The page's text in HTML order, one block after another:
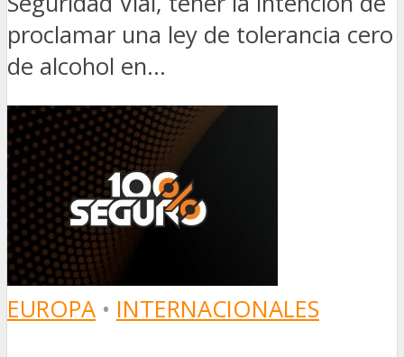
proclamar una ley de tolerancia cero
de alcohol en...
EUROPA • INTERNACIONALES